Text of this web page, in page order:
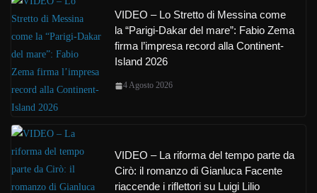
VIDEO – Lo Stretto di Messina come
la “Parigi-Dakar del mare”: Fabio Zema
firma l’impresa record alla Continent-
Island 2026
4 Agosto 2026
VIDEO – La riforma del tempo parte da
Cirò: il romanzo di Gianluca Facente
riaccende i riflettori su Luigi Lilio